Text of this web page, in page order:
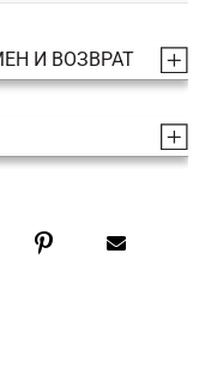
И ВОЗВРАТ